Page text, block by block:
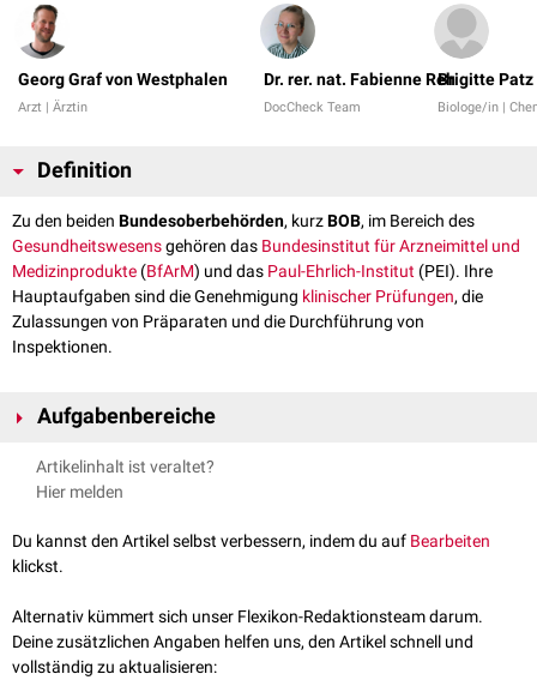
Georg Graf von Westphalen
Arzt | Ärztin
Dr. rer. nat. Fabienne Reh
DocCheck Team
Brigitte Patz
Biologe/in |
Definition
Zu den beiden Bundesoberbehörden, kurzBOB, im Bereich des
Gesundheitswesensgehören das Bundesinstitut für Arzneimittel und
Medizinprodukte (BfArM) und das Paul-Ehrlich-Institut (PEI). Ihre
Hauptaufgaben sind die Genehmigung klinischer Prüfungen, die
Zulassungen von Präparaten und die Durchführung von
Inspektionen.
Aufgabenbereiche
BfArM ist verantwortlich für die:
Zulassung von
Genehmigung klinischer Prüfungen von Arzneimitteln und
Medizinprodukten
Diagnostika
Risikoerfassung und Bewertung von Medizinprodukten und
Arzneimitteln
Artikelinhalt ist veraltet?
Hier melden
Du kannst den Artikel selbst verbessern, indem du auf Bearbeiten
klickst.
Alternativ kümmert sich unser Flexikon-Redaktionsteam darum.
Deine zusätzlichen Angaben helfen uns, den Artikel schnell und
vollständig zu aktualisieren: